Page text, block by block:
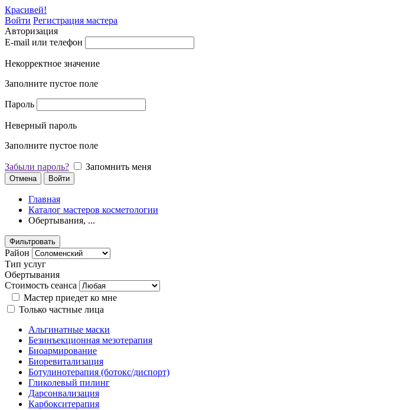
Красивей!
Войти Регистрация мастера
Авторизация
E-mail или телефон
Некорректное значение
Заполните пустое поле
Пароль
Неверный пароль
Заполните пустое поле
Забыли пароль? Запомнить меня
Отмена Войти
Главная
Каталог мастеров косметологии
Обертывания, ...
Фильтровать
Район
Тип услуг
Обертывания
Стоимость сеанса
Мастер приедет ко мне
Только частные лица
Альгинатные маски
Безинъекционная мезотерапия
Биоармирование
Биоревитализация
Ботулинотерапия (ботокс/диспорт)
Гликолевый пилинг
Дарсонвализация
Карбокситерапия